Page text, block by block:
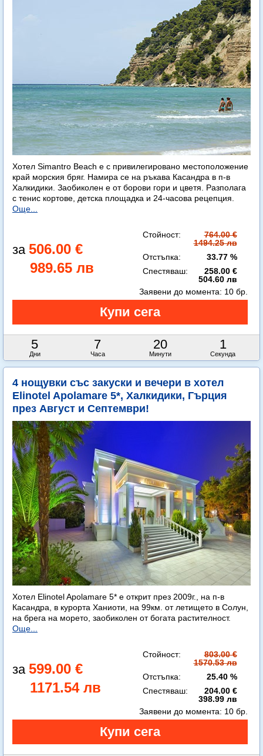
Хотел Simantro Beach е с привилегировано местоположение
край морския бряг. Намира се на ръкава Касандра в п-в
Халкидики. Заобиколен е от борови гори и цветя. Разполага
с тенис кортове, детска площадка и 24-часова рецепция.
Още...
506.00 €
989.65 лв
Стойност:
764.00 €
1494.25 лв
Отстъпка:
33.77 %
Спестяваш:
258.00 €
504.60 лв
5
Дни
7
Часа
19
Минути
59
Секунди
Заявени до момента: 10 бр.
4 нощувки със закуски и вечери в хотел
Elinotel Apolamare 5*, Халкидики, Гърция
през Август и Септември!
Хотел Elinotel Apolamare 5* е открит през 2009г., на п-в
Касандра, в курорта Ханиоти, на 99км. от летището в Солун,
на брега на морето, заобиколен от богата растителност.
Още...
599.00 €
1171.54 лв
Стойност:
803.00 €
1570.53 лв
Отстъпка:
25.40 %
Спестяваш:
204.00 €
398.99 лв
Заявени до момента: 10 бр.